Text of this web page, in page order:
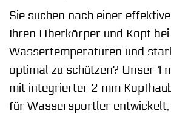
Sie suchen nach einer
Ihren Oberkörper und Kopf bei
Wassertemperaturen und
optimal zu schützen? Unser 1
mit integrierter 2 mm
für Wassersportler